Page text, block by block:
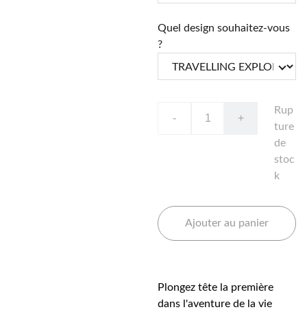
Quel design souhaitez-vous
?
- +
Rup
ture
de
stoc
k
Ajouter au panier
Plongez tête la première
dans l'aventure de la vie